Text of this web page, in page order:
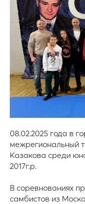
08.02.2025 года в
межрегиональный
Казакова среди
2017г.р.
В соревнованиях
самбистов из